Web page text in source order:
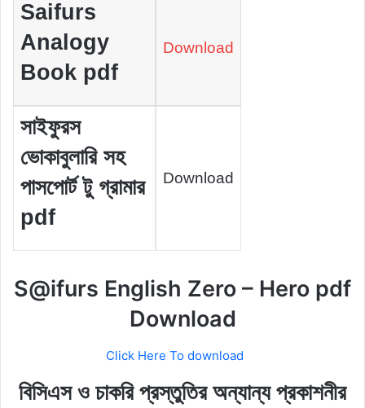
Saifurs
Analogy
Book pdf
Download
সাইফুরস
ভোকাবুলারি সহ
পাসপোর্ট টু গ্রামার
pdf
Download
S@ifurs English Zero – Hero pdf
Download
Click Here To download
বিসিএস ও চাকরি প্রস্তুতির অন্যান্য প্রকাশনীর